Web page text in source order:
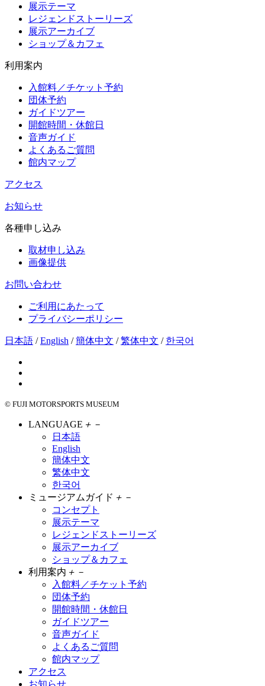
展示テーマ
レジェンドストーリーズ
展示アーカイブ
ショップ＆カフェ
利用案内
入館料／チケット予約
団体予約
ガイドツアー
開館時間・休館日
音声ガイド
よくあるご質問
館内マップ
アクセス
お知らせ
各種申し込み
取材申し込み
画像提供
お問い合わせ
ご利用にあたって
プライバシーポリシー
日本語 /English /簡体中文 /繁体中文 / 한국어
© FUJI MOTORSPORTS MUSEUM
LANGUAGE ＋ －
日本語
English
簡体中文
繁体中文
한국어
ミュージアムガイド ＋ －
コンセプト
展示テーマ
レジェンドストーリーズ
展示アーカイブ
ショップ＆カフェ
利用案内 ＋ －
入館料／チケット予約
団体予約
開館時間・休館日
ガイドツアー
音声ガイド
よくあるご質問
館内マップ
アクセス